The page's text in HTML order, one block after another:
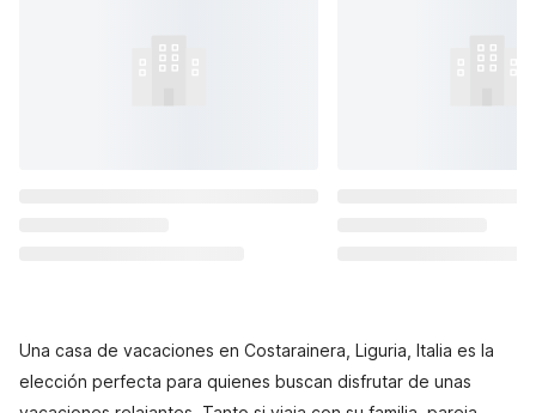
Una casa de vacaciones en Costarainera, Liguria, Italia es la
elección perfecta para quienes buscan disfrutar de unas